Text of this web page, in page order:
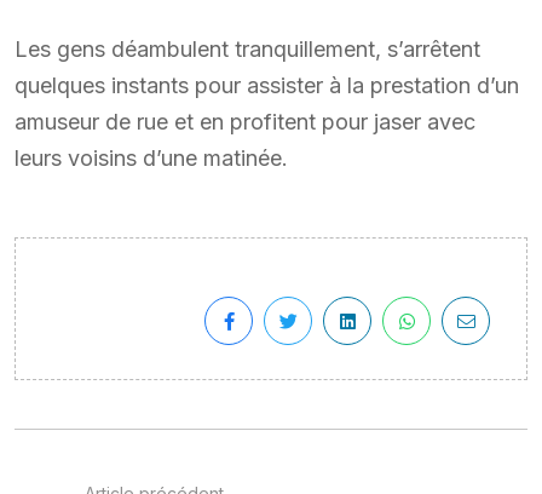
Les gens déambulent tranquillement, s’arrêtent
quelques instants pour assister à la prestation d’un
amuseur de rue et en profitent pour jaser avec
leurs voisins d’une matinée.